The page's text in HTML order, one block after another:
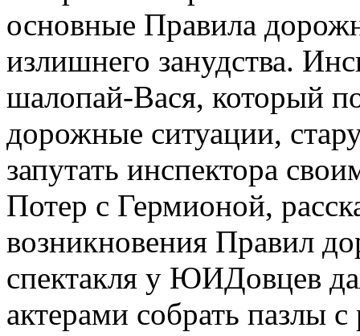
основные Правила
излишнего занудства.
шалопай-Вася, который
дорожные ситуации,
запутать инспектора
Потер с Гермионой,
возникновения Правил
спектакля у ЮИДовцев
актерами собрать пазлы